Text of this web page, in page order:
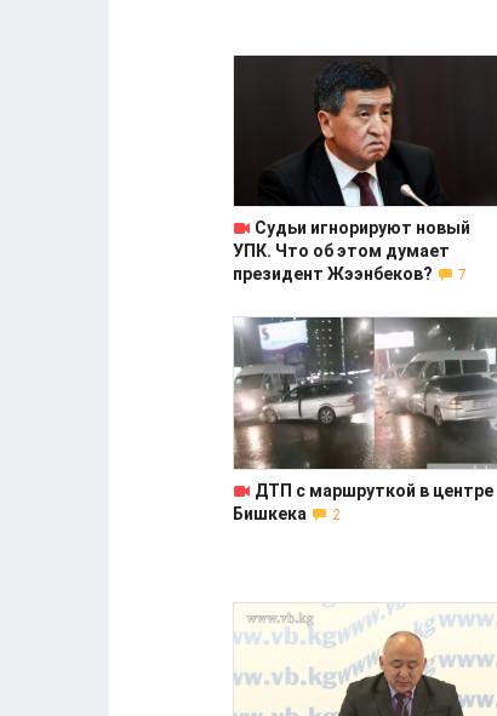
Судьи игнорируют новый
УПК. Что об этом думает
президент Жээнбеков?
7
ДТП с маршруткой в центре
Бишкека
2